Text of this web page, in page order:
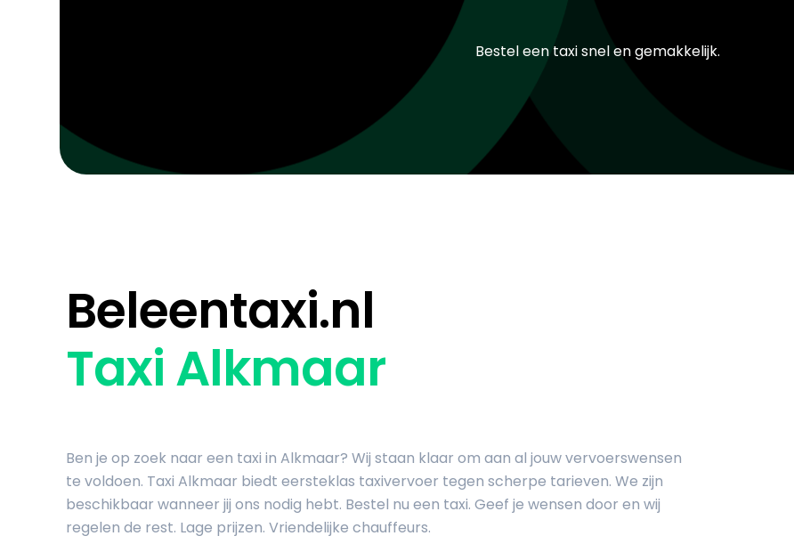
Bestel een taxi snel en gemakkelijk.
Beleentaxi.nl
Taxi Alkmaar
Ben je op zoek naar een taxi in Alkmaar? Wij staan klaar om aan al jouw vervoerswensen
te voldoen. Taxi Alkmaar biedt eersteklas taxivervoer tegen scherpe tarieven. We zijn
beschikbaar wanneer jij ons nodig hebt. Bestel nu een taxi. Geef je wensen door en wij
regelen de rest. Lage prijzen. Vriendelijke chauffeurs.